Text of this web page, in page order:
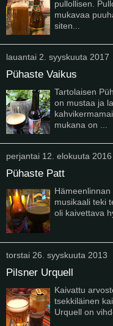
pullollisen.
mukavaa
siten...
lauantai 2. syyskuuta 2017
Pühaste Vaikus
Tartolaisen
on mustaa ja
mukana on ...
perjantai 12. elokuuta 2016
Pühaste Patt
musikaali teki
oli kaivettava
torstai 26. syyskuuta 2013
Pilsner Urquell
Kaivattu
tsekkiläinen
Urquell on